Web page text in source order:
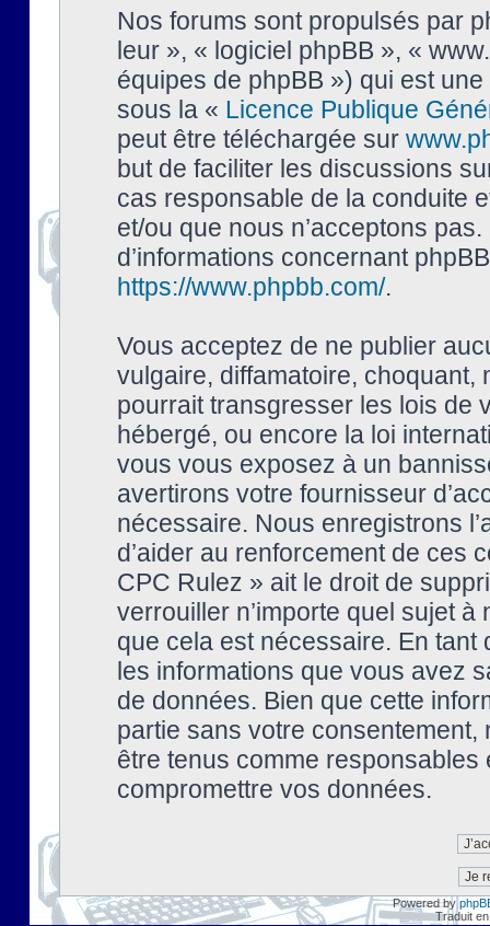
Nos forums sont propulsés par
leur », « logiciel phpBB », «
équipes de phpBB ») qui est
sous la « Licence Publique
peut être téléchargée sur
but de faciliter les discussions
cas responsable de la conduite
et/ou que nous n’acceptons
d’informations concernant
https://www.phpbb.com/.
Vous acceptez de ne publier
vulgaire, diffamatoire, choquant,
pourrait transgresser les lois de
hébergé, ou encore la loi
vous vous exposez à un
avertirons votre fournisseur
nécessaire. Nous enregistrons
d’aider au renforcement de ces
CPC Rulez » ait le droit de
verrouiller n’importe quel sujet à
que cela est nécessaire. En tant
les informations que vous avez
de données. Bien que cette
partie sans votre
être tenus comme
compromettre vos données.
Powered by
Traduit